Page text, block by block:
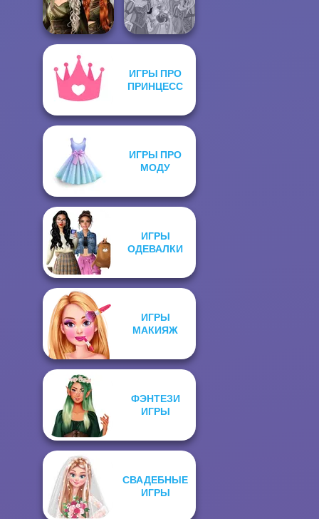
Kiss, Marry, Hate
Challenge
Dress To Impress
Back To Schoo...
Elven Kingdom
Forest Of
Wonder...
Rapunzel
ИГРЫ ПРО
ПРИНЦЕСС
ИГРЫ ПРО
МОДУ
ИГРЫ
ОДЕВАЛКИ
ИГРЫ
МАКИЯЖ
ФЭНТЕЗИ
ИГРЫ
СВАДЕБНЫЕ
ИГРЫ